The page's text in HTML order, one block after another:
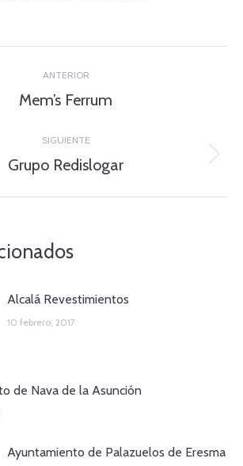
ANTERIOR
Entrada
Mem’s Ferrum
SIGUIENTE
Siguiente
Grupo Redislogar
Alcalá Revestimientos
10 febrero, 2017
de Nava de la Asunción
Ayuntamiento de Palazuelos de Eresma